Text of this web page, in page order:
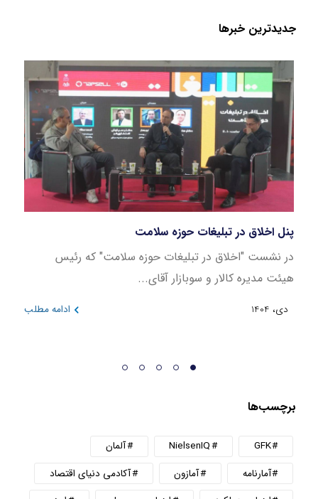
جدید‌ترین خبر‌ها
پنل اخلاق در تبلیغات حوزه سلامت
در نشست "اخلاق در تبلیغات حوزه سلامت" که رئیس
هیئت مدیره کالار و سوبازار آقای...
دی، 1404 ادامه مطلب
برچسب‌ها
GFK
NielsenIQ
آلمان
آمارنامه
آمازون
آکادمی دنیای اقتصاد